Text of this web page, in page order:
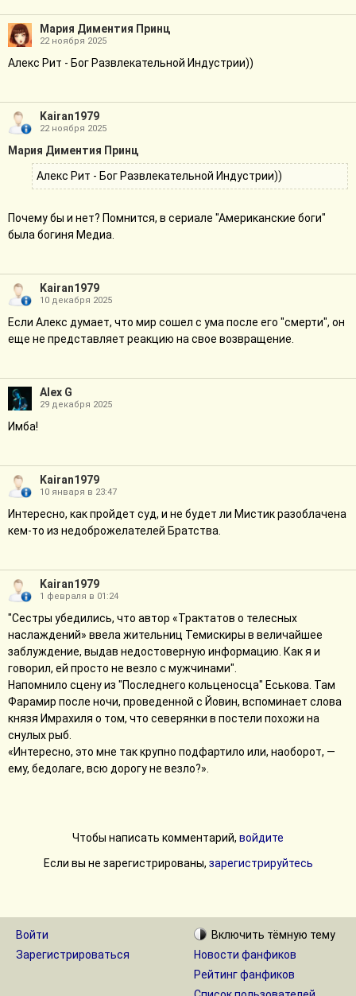
Мария Диментия Принц
22 ноября 2025
Алекс Рит - Бог Развлекательной Индустрии))
Kairan1979
22 ноября 2025
Мария Диментия Принц
Алекс Рит - Бог Развлекательной Индустрии))
Почему бы и нет? Помнится, в сериале "Американские боги"
была богиня Медиа.
Kairan1979
10 декабря 2025
Если Алекс думает, что мир сошел с ума после его "смерти", он
еще не представляет реакцию на свое возвращение.
Alex G
29 декабря 2025
Имба!
Kairan1979
10 января в 23:47
Интересно, как пройдет суд, и не будет ли Мистик разоблачена
кем-то из недоброжелателей Братства.
Kairan1979
1 февраля в 01:24
"Сестры убедились, что автор «Трактатов о телесных
наслаждений» ввела жительниц Темискиры в величайшее
заблуждение, выдав недостоверную информацию. Как я и
говорил, ей просто не везло с мужчинами".
Напомнило сцену из "Последнего кольценосца" Еськова. Там
Фарамир после ночи, проведенной с Йовин, вспоминает слова
князя Имрахиля о том, что северянки в постели похожи на
снулых рыб.
«Интересно, это мне так крупно подфартило или, наоборот, —
ему, бедолаге, всю дорогу не везло?».
Чтобы написать комментарий, войдите
Если вы не зарегистрированы, зарегистрируйтесь
Войти
Зарегистрироваться
Включить тёмную тему
Новости фанфиков
Рейтинг фанфиков